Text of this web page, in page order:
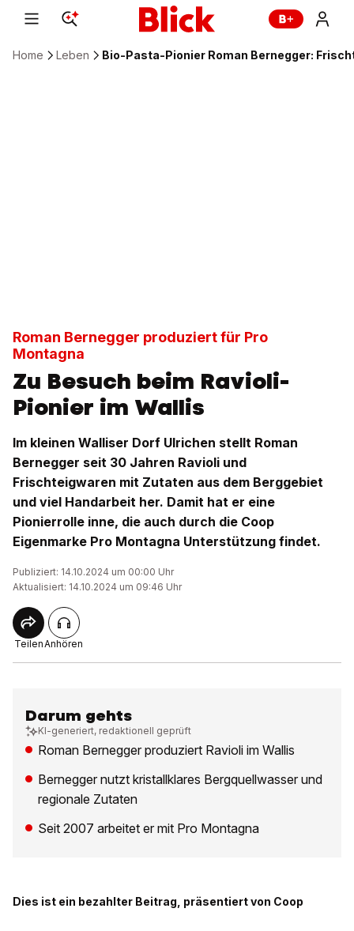
Home Leben Bio-Pasta-Pionier Roman Bernegger:
Roman Bernegger produziert für Pro
Montagna
Zu Besuch beim Ravioli-
Pionier im Wallis
Im kleinen Walliser Dorf Ulrichen stellt Roman
Bernegger seit 30 Jahren Ravioli und
Frischteigwaren mit Zutaten aus dem Berggebiet
und viel Handarbeit her. Damit hat er eine
Pionierrolle inne, die auch durch die Coop
Eigenmarke Pro Montagna Unterstützung findet.
Publiziert: 14.10.2024 um 00:00 Uhr
Aktualisiert: 14.10.2024 um 09:46 Uhr
TeilenAnhören
Darum gehts
KI-generiert, redaktionell geprüft
Roman Bernegger produziert Ravioli im Wallis
Bernegger nutzt kristallklares Bergquellwasser und
regionale Zutaten
Seit 2007 arbeitet er mit Pro Montagna
Dies ist ein bezahlter Beitrag, präsentiert von Coop